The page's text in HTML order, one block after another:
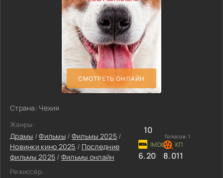
СМОТРЕТЬ ОНЛАЙН
Страна: Чехия
Жанры:
Драмы /Фильмы/ Фильмы 2025/
Новинки кино 2025 / Последние
фильмы 2025 / Фильмы онлайн
Режиссёр:
10
Голосов: 1
6.20 8.011